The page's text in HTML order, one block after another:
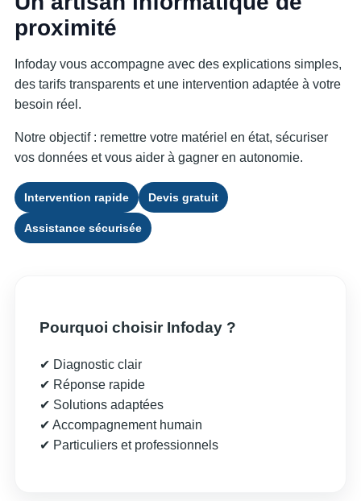
proximité
Infoday vous accompagne avec des explications simples,
des tarifs transparents et une intervention adaptée à votre
besoin réel.
Notre objectif : remettre votre matériel en état, sécuriser
vos données et vous aider à gagner en autonomie.
Intervention rapide Devis gratuit
Assistance sécurisée
Pourquoi choisir Infoday ?
✔ Diagnostic clair
✔ Réponse rapide
✔ Solutions adaptées
✔ Accompagnement humain
✔ Particuliers et professionnels